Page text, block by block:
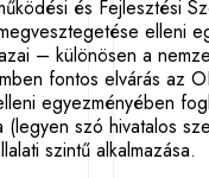
és Fejlesztési
elleni
– különösen a
fontos elvárás az
egyezményében
szó hivatalos
szintű alkalmazása.